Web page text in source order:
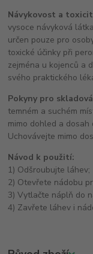
Návykovost a
vysoce návyková
určen pouze pro
toxické účinky při
zejména u kojenců a
svého praktického
Pokyny pro
temném a suchém
mimo dohled a dosah
Uchovávejte mimo
Návod k použití:
1) Odšroubujte láhev;
2) Otevřete nádobu
3) Vytlačte náplň do
4) Zavřete láhev i